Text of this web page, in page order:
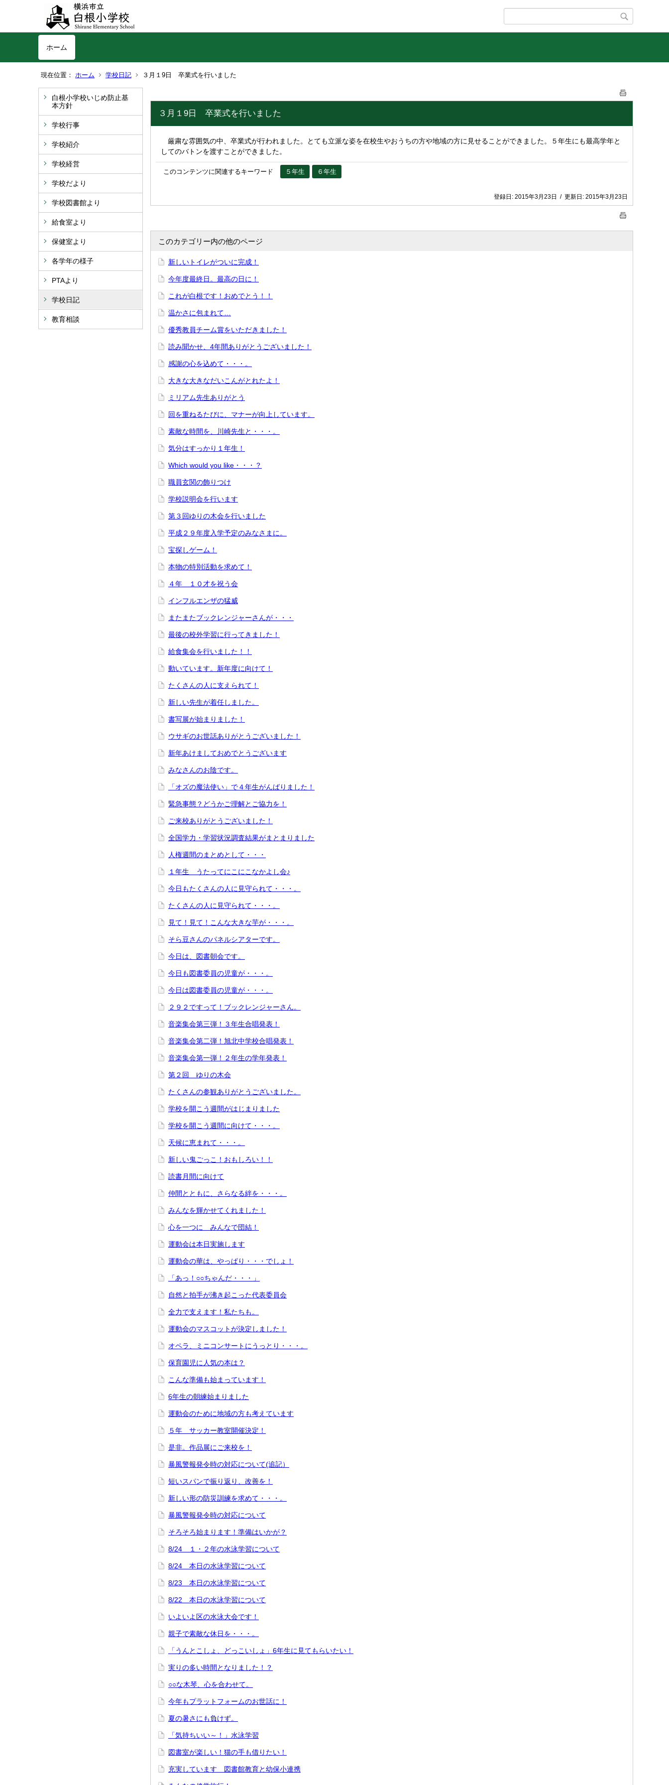
ホーム
現在位置： ホーム 学校日記 ３月１9日 卒業式を行いました
白根小学校いじめ防止基
本方針
学校行事
学校紹介
学校経営
学校だより
学校図書館より
給食室より
保健室より
各学年の様子
PTAより
学校日記
教育相談
３月１9日 卒業式を行いました
厳粛な雰囲気の中、卒業式が行われました。とても立派な姿を在校生やおうちの方や地域の方に見せることができました。５年生にも最高学年と
してのバトンを渡すことができました。
このコンテンツに関連するキーワード ５年生 ６年生
登録日: 2015年3月23日 / 更新日: 2015年3月23日
このカテゴリー内の他のページ
新しいトイレがついに完成！
今年度最終日。最高の日に！
これが白根です！おめでとう！！
温かさに包まれて…
優秀教員チーム賞をいただきました！
読み聞かせ、4年間ありがとうございました！
感謝の心を込めて・・・。
大きな大きなだいこんがとれたよ！
ミリアム先生ありがとう
回を重ねるたびに、マナーが向上しています。
素敵な時間を、川崎先生と・・・。
気分はすっかり１年生！
Which would you like・・・？
職員玄関の飾りつけ
学校説明会を行います
第３回ゆりの木会を行いました
平成２９年度入学予定のみなさまに。
宝探しゲーム！
本物の特別活動を求めて！
４年 １０才を祝う会
インフルエンザの猛威
またまたブックレンジャーさんが・・・
最後の校外学習に行ってきました！
給食集会を行いました！！
動いています。新年度に向けて！
たくさんの人に支えられて！
新しい先生が着任しました。
書写展が始まりました！
ウサギのお世話ありがとうございました！
新年あけましておめでとうございます
みなさんのお陰です。
「オズの魔法使い」で４年生がんばりました！
緊急事態？どうかご理解とご協力を！
ご来校ありがとうございました！
全国学力・学習状況調査結果がまとまりました
人権週間のまとめとして・・・
１年生 うたってにこにこなかよし会♪
今日もたくさんの人に見守られて・・・。
たくさんの人に見守られて・・・。
見て！見て！こんな大きな芋が・・・。
そら豆さんのパネルシアターです。
今日は、図書朝会です。
今日も図書委員の児童が・・・。
今日は図書委員の児童が・・・。
２９２ですって！ブックレンジャーさん。
音楽集会第三弾！３年生合唱発表！
音楽集会第二弾！旭北中学校合唱発表！
音楽集会第一弾！２年生の学年発表！
第２回 ゆりの木会
たくさんの参観ありがとうございました。
学校を開こう週間がはじまりました
学校を開こう週間に向けて・・・。
天候に恵まれて・・・。
新しい鬼ごっこ！おもしろい！！
読書月間に向けて
仲間とともに、さらなる絆を・・・。
みんなを輝かせてくれました！
心を一つに みんなで団結！
運動会は本日実施します
運動会の華は、やっぱり・・・でしょ！
「あっ！○○ちゃんだ・・・」
自然と拍手が沸き起こった代表委員会
全力で支えます！私たちも。
運動会のマスコットが決定しました！
オペラ、ミニコンサートにうっとり・・・。
保育園児に人気の本は？
こんな準備も始まっています！
6年生の朝練始まりました
運動会のために地域の方も考えています
５年 サッカー教室開催決定！
是非。作品展にご来校を！
暴風警報発令時の対応について(追記）
短いスパンで振り返り、改善を！
新しい形の防災訓練を求めて・・・。
暴風警報発令時の対応について
そろそろ始まります！準備はいかが？
8/24 １・２年の水泳学習について
8/24 本日の水泳学習について
8/23 本日の水泳学習について
8/22 本日の水泳学習について
いよいよ区の水泳大会です！
親子で素敵な休日を・・・。
「うんとこしょ、どっこいしょ」6年生に見てもらいたい！
実りの多い時間となりました！？
○○な木琴、心を合わせて。
今年もプラットフォームのお世話に！
夏の暑さにも負けず。
「気持ちいい～！」水泳学習
図書室が楽しい！猫の手も借りたい！
充実しています 図書館教育と幼保小連携